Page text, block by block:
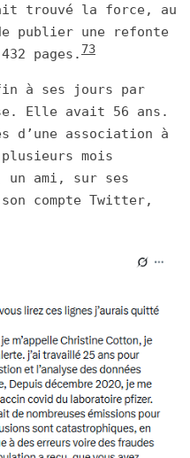
trouvé la force, au
publier une refonte
pages. 73
à ses jours par
Elle avait 56 ans.
d’une association à
mois
un ami, sur ses
compte Twitter,